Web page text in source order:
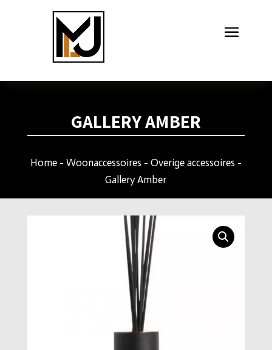
GALLERY AMBER
Home- Woonaccessoires- Overige accessoires-
Gallery Amber